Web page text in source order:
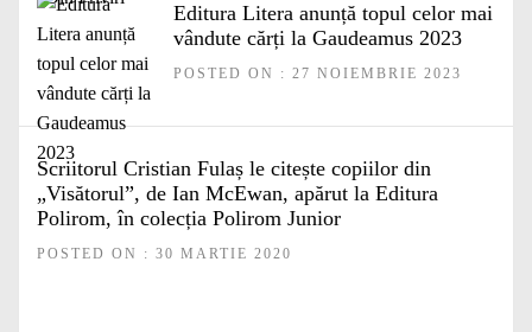
Editura Litera anunță topul celor mai
vândute cărți la Gaudeamus 2023
POSTED ON : 27 NOIEMBRIE 2023
Scriitorul Cristian Fulaș le citește copiilor din
„Visătorul”, de Ian McEwan, apărut la Editura
Polirom, în colecția Polirom Junior
POSTED ON : 30 MARTIE 2020